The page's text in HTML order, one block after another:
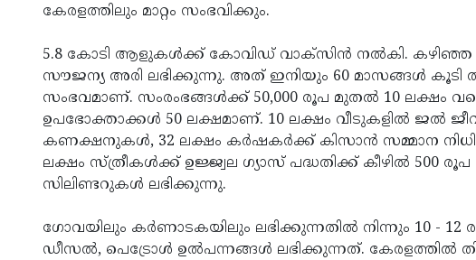
കേരളത്തിലും മാറ്റം സംഭവിക്കും.
5.8 കോടി ആളുകൾക്ക് കോവിഡ് വാക്സിൻ നൽകി. കഴിഞ്ഞ
സൗജന്യ അരി ലഭിക്കുന്നു. അത് ഇനിയും 60 മാസങ്ങൾ കൂടി
സംഭവമാണ്. സംരംഭങ്ങൾക്ക് 50,000 രൂപ മുതൽ 10 ലക്ഷം
ഉപഭോക്താക്കൾ 50 ലക്ഷമാണ്. 10 ലക്ഷം വീടുകളിൽ ജൽ
കണക്ഷനുകൾ, 32 ലക്ഷം കർഷകർക്ക് കിസാൻ സമ്മാന നിധി
ലക്ഷം സ്ത്രീകൾക്ക് ഉജ്ജ്വല ഗ്യാസ് പദ്ധതിക്ക് കീഴിൽ 500
സിലിണ്ടറുകൾ ലഭിക്കുന്നു.
ഗോവയിലും കർണാടകയിലും ലഭിക്കുന്നതിൽ നിന്നും 10 -
ഡീസൽ, പെട്രോൾ ഉൽപന്നങ്ങൾ ലഭിക്കുന്നത്. കേരളത്തിൽ